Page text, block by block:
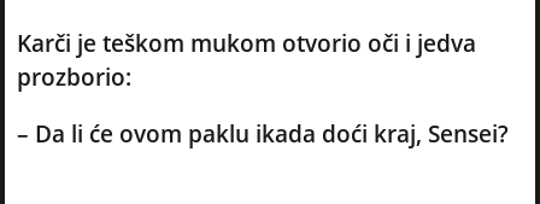
Karči je teškom mukom otvorio oči i jedva
prozborio:
– Da li će ovom paklu ikada doći kraj, Sensei?